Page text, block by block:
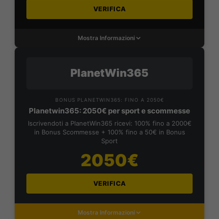
VERIFICA
Mostra Informazioni
PlanetWin365
BONUS PLANETWIN365: FINO A 2050€
Planetwin365: 2050€ per sport e scommesse
Iscrivendoti a PlanetWin365 ricevi: 100% fino a 2000€
in Bonus Scommesse + 100% fino a 50€ in Bonus
Sport
2050€
VERIFICA
Mostra Informazioni